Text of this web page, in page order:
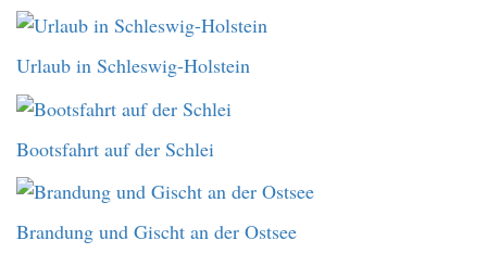
Urlaub in Schleswig-Holstein
Bootsfahrt auf der Schlei
Brandung und Gischt an der Ostsee